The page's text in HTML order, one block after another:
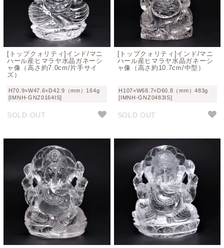
[トップクォリティ]インド/マニ
ハール産ヒマラヤ水晶ガネーシ
ャ像（高さ約7.0cm/片手サイ
ズ）
H70.9×W47.6×D42.9（mm）164g
[IMNH-GNZ0164IS]
SOLD OUT
[トップクォリティ]インド/マニ
ハール産ヒマラヤ水晶ガネーシ
ャ像（高さ約10.7cm/中型）
H107×W68.7×D60.8（mm）483g
[IMNH-GNZ0483IS]
SOLD OUT